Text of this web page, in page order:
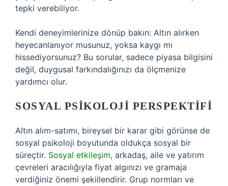
tepki verebiliyor.
Kendi deneyimlerinize dönüp bakın: Altın alırken
heyecanlanıyor musunuz, yoksa kaygı mı
hissediyorsunuz? Bu sorular, sadece piyasa bilgisini
değil, duygusal farkındalığınızı da ölçmenize
yardımcı olur.
SOSYAL PSIKOLOJI PERSPEKTIFI
Altın alım-satımı, bireysel bir karar gibi görünse de
sosyal psikoloji boyutunda oldukça sosyal bir
süreçtir. Sosyal etkileşim, arkadaş, aile ve yatırım
çevreleri aracılığıyla fiyat algınızı ve gramaja
verdiğiniz önemi şekillendirir. Grup normları ve